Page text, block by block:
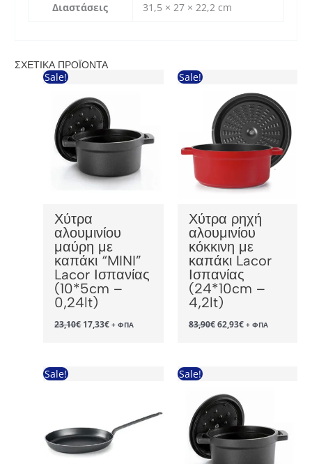
Διαστάσεις 31,5 × 27 × 22,2 cm
ΣΧΕΤΙΚΆ ΠΡΟΪΌΝΤΑ
Sale!
Χύτρα
αλουμινίου
μαύρη με
καπάκι “MINI”
Lacor Ισπανίας
(10*5cm –
0,24lt)
23,10€ Original
price
17,33€Η+ ΦΠΑ
Sale!
Χύτρα ρηχή
αλουμινίου
κόκκινη με
καπάκι Lacor
Ισπανίας
(24*10cm –
4,2lt)
83,90€Original
price
62,93€Η+ ΦΠΑ
Sale! Sale!